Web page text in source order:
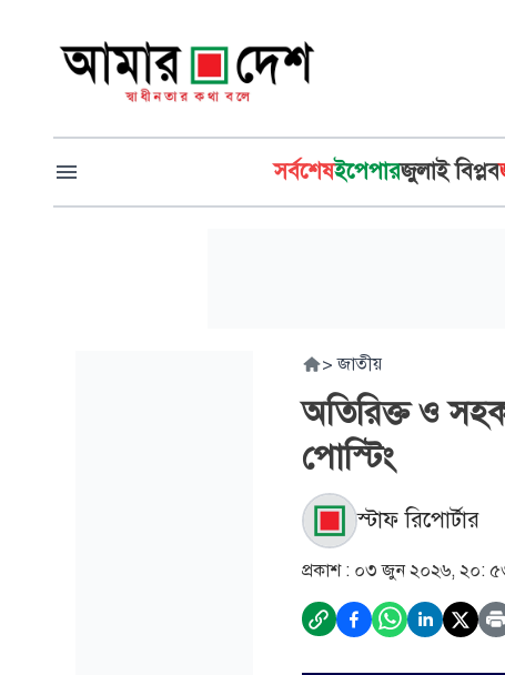
সর্বশেষইপেপারজুলাই বিপ্লব
> জাতীয়
অতিরিক্ত ও
পোস্টিং
স্টাফ রিপোর্টার
প্রকাশ : ০৩ জুন ২০২৬, ২০: